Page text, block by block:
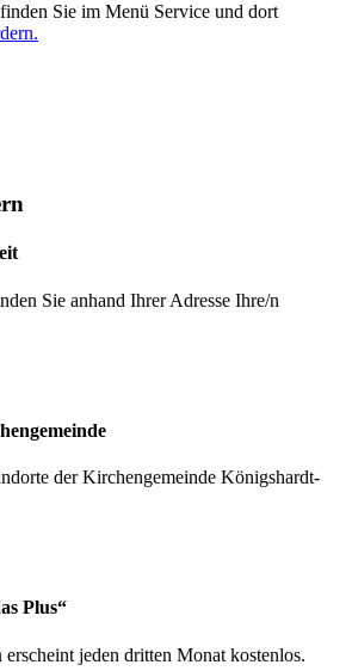
Sie im Menü Service und dort
Sie anhand Ihrer Adresse Ihre/n
der Kirchengemeinde Königshardt-
Plus“
jeden dritten Monat kostenlos.